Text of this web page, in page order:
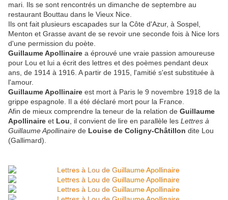
mari. Ils se sont rencontrés un dimanche de septembre au
restaurant Bouttau dans le Vieux Nice.
Ils ont fait plusieurs escapades sur la Côte d'Azur, à Sospel,
Menton et Grasse avant de se revoir une seconde fois à Nice lors
d'une permission du poète.
Guillaume Apollinaire a éprouvé une vraie passion amoureuse
pour Lou et lui a écrit des lettres et des poèmes pendant deux
ans, de 1914 à 1916. A partir de 1915, l'amitié s'est substituée à
l'amour.
Guillaume Apollinaire est mort à Paris le 9 novembre 1918 de la
grippe espagnole. Il a été déclaré mort pour la France.
Afin de mieux comprendre la teneur de la relation de Guillaume
Apollinaire et Lou , il convient de lire en parallèle les Lettres à
Guillaume Apollinaire de Louise de Coligny-Châtillon dite Lou
(Gallimard).